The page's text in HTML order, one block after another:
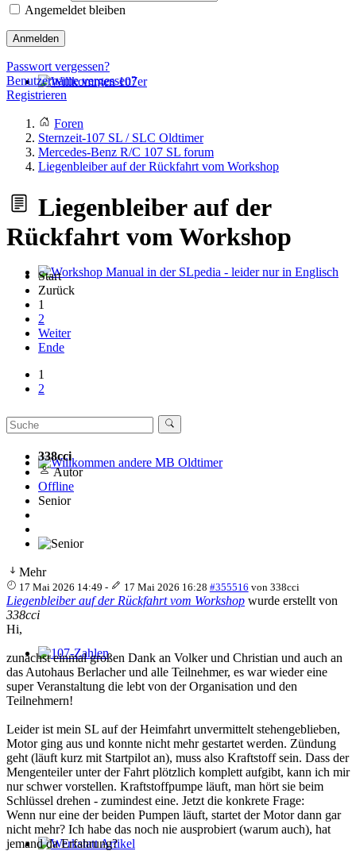
Willkommen 107er
Workshop Manual in der SLpedia - leider nur in Englisch
Willkommen andere MB Oldtimer
107-Zahlen
Angemeldet bleiben
Anmelden
Passwort vergessen?
Benutzername vergessen?
Registrieren
Foren
Sternzeit-107 SL / SLC Oldtimer
Mercedes-Benz R/C 107 SL forum
Liegenbleiber auf der Rückfahrt vom Workshop
Liegenbleiber auf der
Rückfahrt vom Workshop
Start
Zurück
1
2
Weiter
Ende
1
2
338cci
Autor
Offline
Senior
Mehr
17 Mai 2026 14:49 - 17 Mai 2026 16:28 #355516 von 338cci
Liegenbleiber auf der Rückfahrt vom Workshop wurde erstellt von
338cci
Hi,
zunächst einmal großen Dank an Volker und Christian und auch an
das Autohaus Berlacher und alle Teilnehmer, es war wieder eine
super Veranstaltung die lebt von der Organisation und den
Teilnehmern!
Leider ist mein SL auf der Heimfahrt unvermittelt stehengeblieben,
Motor ging aus und konnte nicht mehr gestartet werden. Zündung
geht (läuft kurz mit Startpilot an), muss also Kraftstoff sein. Dass der
Mengenteiler unter der Fahrt plötzlich komplett aufgibt, kann ich mir
nur schwer vorstellen. Kraftstoffpumpe läuft, man hört sie beim
Schlüssel drehen - zumindest eine. Jetzt die konkrete Frage:
Wenn nur eine der beiden Pumpen läuft, startet der Motor dann gar
nicht mehr? Ich habe das noch nie ausprobiert (warum auch), hat
jemand da Erfahrung?